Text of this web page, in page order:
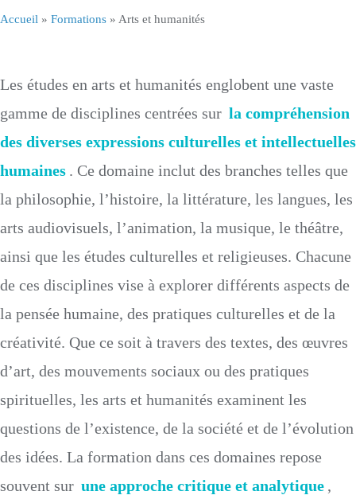
Accueil » Formations » Arts et humanités
Les études en arts et humanités englobent une vaste
gamme de disciplines centrées sur la compréhension
des diverses expressions culturelles et intellectuelles
humaines . Ce domaine inclut des branches telles que
la philosophie, l’histoire, la littérature, les langues, les
arts audiovisuels, l’animation, la musique, le théâtre,
ainsi que les études culturelles et religieuses. Chacune
de ces disciplines vise à explorer différents aspects de
la pensée humaine, des pratiques culturelles et de la
créativité. Que ce soit à travers des textes, des œuvres
d’art, des mouvements sociaux ou des pratiques
spirituelles, les arts et humanités examinent les
questions de l’existence, de la société et de l’évolution
des idées. La formation dans ces domaines repose
souvent sur une approche critique et analytique ,